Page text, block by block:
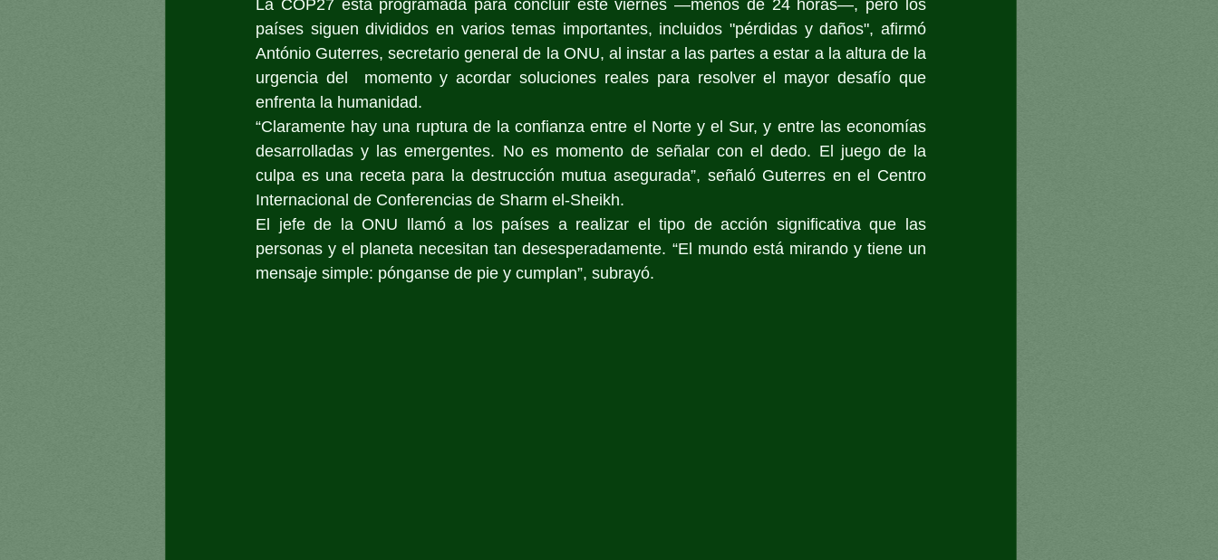
La COP27 está programada para concluir este viernes —menos de 24 horas—, pero los
países siguen divididos en varios temas importantes, incluidos "pérdidas y daños", afirmó
António Guterres, secretario general de la ONU, al instar a las partes a estar a la altura de la
urgencia del  momento y acordar soluciones reales para resolver el mayor desafío que
enfrenta la humanidad.
“Claramente hay una ruptura de la confianza entre el Norte y el Sur, y entre las economías
desarrolladas y las emergentes. No es momento de señalar con el dedo. El juego de la
culpa es una receta para la destrucción mutua asegurada”, señaló Guterres en el Centro
Internacional de Conferencias de Sharm el-Sheikh.
El jefe de la ONU llamó a los países a realizar el tipo de acción significativa que las
personas y el planeta necesitan tan desesperadamente. “El mundo está mirando y tiene un
mensaje simple: pónganse de pie y cumplan”, subrayó.